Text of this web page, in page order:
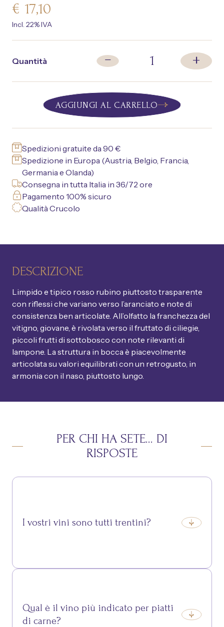
€ 17,10
Incl. 22% IVA
Quantità − 1 +
AGGIUNGI AL CARRELLO
Spedizioni gratuite da 90 €
Spedizione in Europa (Austria, Belgio, Francia,
Germania e Olanda)
Consegna in tutta Italia in 36/72 ore
Pagamento 100% sicuro
Qualità Crucolo
DESCRIZIONE
Limpido e tipico rosso rubino piuttosto trasparente
con riflessi che variano verso l’aranciato e note di
consistenza ben articolate. All’olfatto la franchezza del
vitigno, giovane, è rivolata verso il fruttato di ciliegie,
piccoli frutti di sottobosco con note rilevanti di
lampone. La struttura in bocca è piacevolmente
articolata su valori equilibrati con un retrogusto, in
armonia con il naso, piuttosto lungo.
PER CHI HA SETE… DI
RISPOSTE
I vostri vini sono tutti trentini?
Qual è il vino più indicato per piatti
di carne?